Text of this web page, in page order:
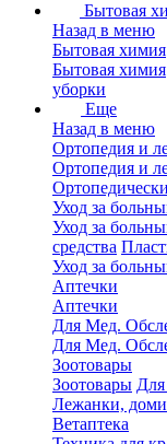
Бытовая
Назад в меню
Бытовая химия
Бытовая химия
уборки
Еще
Назад в меню
Ортопедия и
Ортопедия и
Уход за
Уход за
средства
Уход за
Аптечки
Аптечки
Для Мед.
Для Мед.
Зоотовары
Зоотовары Для
Лежанки,
Ветаптека